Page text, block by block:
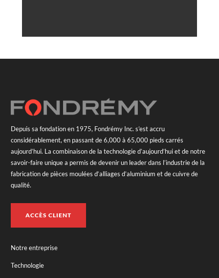
Depuis sa fondation en 1975, Fondrémy Inc. s’est accru
considérablement, en passant de 6,000 à 65,000 pieds carrés
aujourd’hui. La combinaison de la technologie d’aujourd’hui et de notre
savoir-faire unique a permis de devenir un leader dans l’industrie de la
fabrication de pièces moulées d‘alliages d’aluminium et de cuivre de
qualité.
ACCÈS CLIENT
Notre entreprise
Technologie